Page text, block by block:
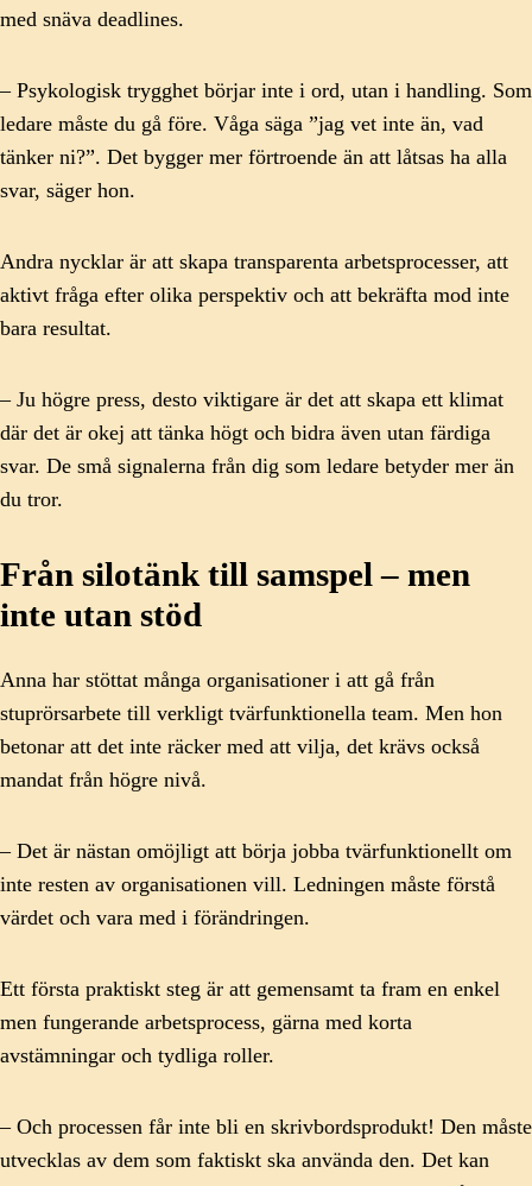
med snäva deadlines.
– Psykologisk trygghet börjar inte i ord, utan i handling. Som
ledare måste du gå före. Våga säga ”jag vet inte än, vad
tänker ni?”. Det bygger mer förtroende än att låtsas ha alla
svar, säger hon.
Andra nycklar är att skapa transparenta arbetsprocesser, att
aktivt fråga efter olika perspektiv och att bekräfta mod inte
bara resultat.
– Ju högre press, desto viktigare är det att skapa ett klimat
där det är okej att tänka högt och bidra även utan färdiga
svar. De små signalerna från dig som ledare betyder mer än
du tror.
Från silotänk till samspel – men
inte utan stöd
Anna har stöttat många organisationer i att gå från
stuprörsarbete till verkligt tvärfunktionella team. Men hon
betonar att det inte räcker med att vilja, det krävs också
mandat från högre nivå.
– Det är nästan omöjligt att börja jobba tvärfunktionellt om
inte resten av organisationen vill. Ledningen måste förstå
värdet och vara med i förändringen.
Ett första praktiskt steg är att gemensamt ta fram en enkel
men fungerande arbetsprocess, gärna med korta
avstämningar och tydliga roller.
– Och processen får inte bli en skrivbordsprodukt! Den måste
utvecklas av dem som faktiskt ska använda den. Det kan